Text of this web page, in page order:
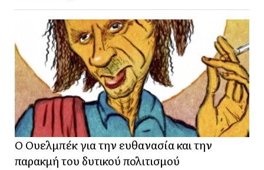
Ο Ουελμπέκ για την ευθανασία και την
παρακμή του δυτικού πολιτισμού